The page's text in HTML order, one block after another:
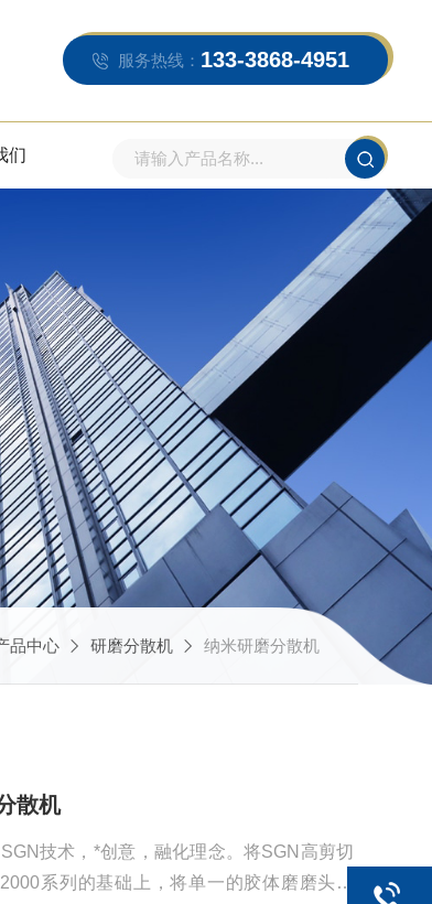
服务热线： 133-3868-4951
们
品中心 研磨分散机 纳米研磨分散机
散机
技术，*创意，融化理念。将SGN高剪切
系列的基础上，将单一的胶体磨磨头模